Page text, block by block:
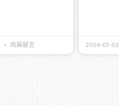
尚無留言 2024-07-02